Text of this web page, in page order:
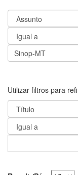
Utilizar filtros para